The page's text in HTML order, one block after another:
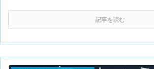
記事を読む